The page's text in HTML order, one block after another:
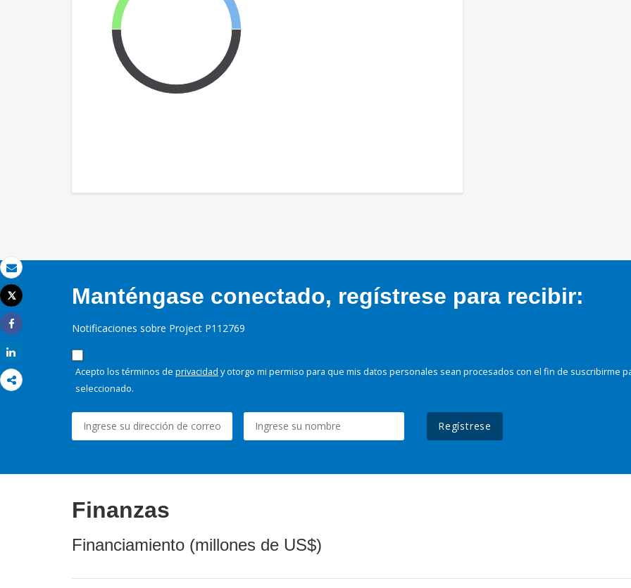
Correo electrónico
Imprimir
Tweet
Share
Manténgase conectado, regístrese para recibir:
Notificaciones sobre Project P112769
Acepto los términos de privacidad y otorgo mi permiso para que mis datos personales sean procesados con el fin de suscribirme
seleccionado.
Regístrese
Finanzas
Financiamiento (millones de US$)